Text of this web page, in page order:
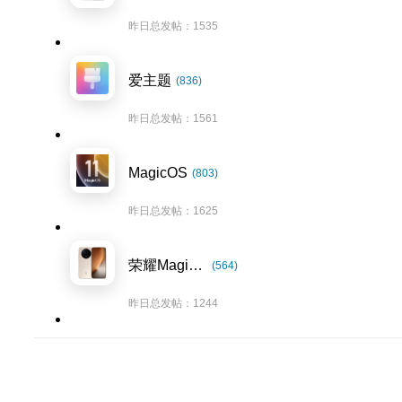
昨日总发帖：1535
爱主题 (836)
昨日总发帖：1561
MagicOS (803)
昨日总发帖：1625
荣耀Magic8系列 (564)
昨日总发帖：1244